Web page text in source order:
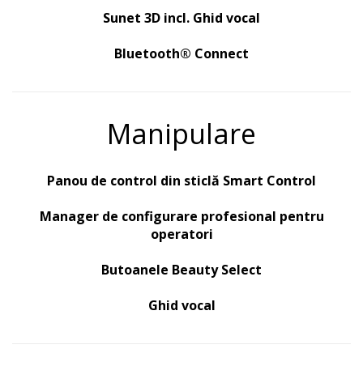
Sunet 3D incl. Ghid vocal
Bluetooth® Connect
Manipulare
Panou de control din sticlă Smart Control
Manager de configurare profesional pentru
operatori
Butoanele Beauty Select
Ghid vocal